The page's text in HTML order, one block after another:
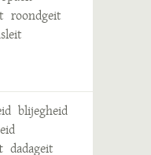
roondgeit
blijegheid
dadageit